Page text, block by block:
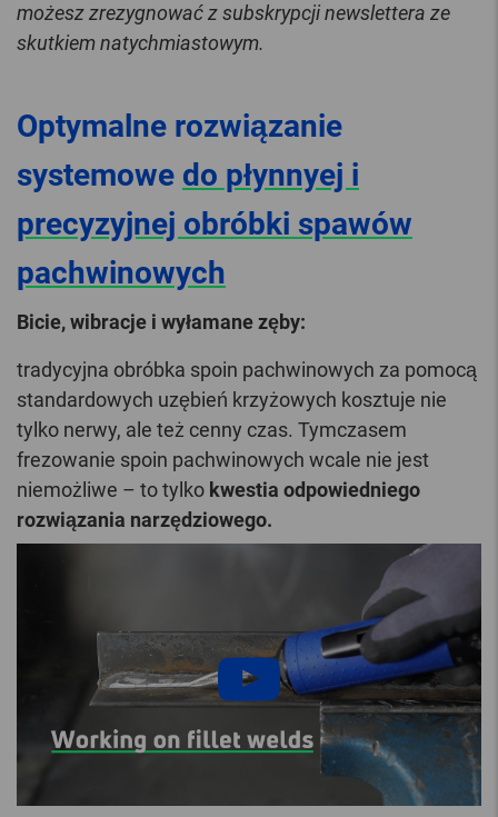
możesz zrezygnować z subskrypcji newslettera ze
skutkiem natychmiastowym.
Optymalne rozwiązanie
systemowe do płynnyej i
precyzyjnej obróbki spawów
pachwinowych
Bicie, wibracje i wyłamane zęby:
tradycyjna obróbka spoin pachwinowych za pomocą
standardowych uzębień krzyżowych kosztuje nie
tylko nerwy, ale też cenny czas. Tymczasem
frezowanie spoin pachwinowych wcale nie jest
niemożliwe – to tylko kwestia odpowiedniego
rozwiązania narzędziowego.